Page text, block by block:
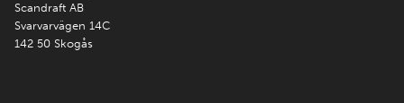
Scandraft AB
Svarvarvägen 14C
142 50 Skogås